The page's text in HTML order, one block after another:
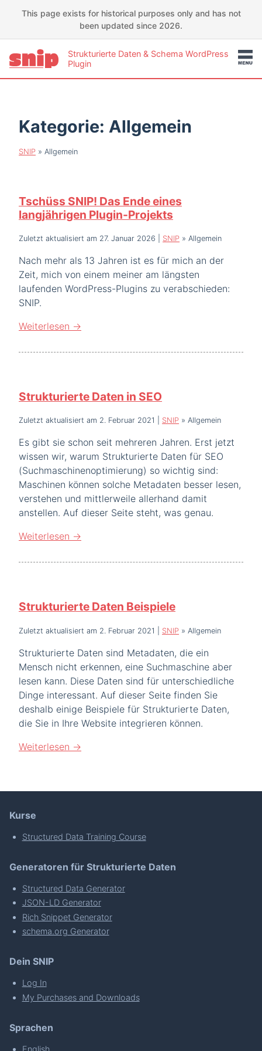
This page exists for historical purposes only and has not
been updated since 2026.
Strukturierte Daten & Schema WordPress
Plugin
Kategorie: Allgemein
SNIP » Allgemein
Tschüss SNIP! Das Ende eines
langjährigen Plugin-Projekts
Zuletzt aktualisiert am 27. Januar 2026 SNIP » Allgemein
Nach mehr als 13 Jahren ist es für mich an der
Zeit, mich von einem meiner am längsten
laufenden WordPress-Plugins zu verabschieden:
SNIP.
Weiterlesen →
Strukturierte Daten in SEO
Zuletzt aktualisiert am 2. Februar 2021 SNIP » Allgemein
Es gibt sie schon seit mehreren Jahren. Erst jetzt
wissen wir, warum Strukturierte Daten für SEO
(Suchmaschinenoptimierung) so wichtig sind:
Maschinen können solche Metadaten besser lesen,
verstehen und mittlerweile allerhand damit
anstellen. Auf dieser Seite steht, was genau.
Weiterlesen →
Strukturierte Daten Beispiele
Zuletzt aktualisiert am 2. Februar 2021 SNIP » Allgemein
Strukturierte Daten sind Metadaten, die ein
Mensch nicht erkennen, eine Suchmaschine aber
lesen kann. Diese Daten sind für unterschiedliche
Dinge interessant. Auf dieser Seite finden Sie
deshalb einige Beispiele für Strukturierte Daten,
die Sie in Ihre Website integrieren können.
Weiterlesen →
Kurse
Structured Data Training Course
Generatoren für Strukturierte Daten
Structured Data Generator
JSON-LD Generator
Rich Snippet Generator
schema.org Generator
Dein SNIP
Log In
My Purchases and Downloads
Sprachen
English